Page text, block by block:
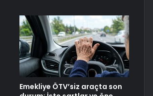
Emekliye ÖTV’siz araçta son